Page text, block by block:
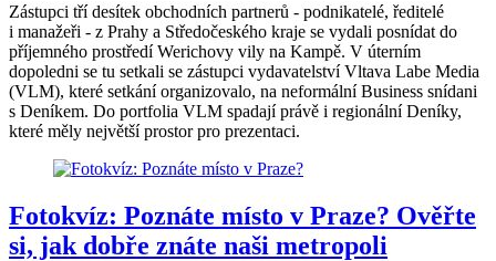
Zástupci tří desítek obchodních partnerů - podnikatelé, ředitelé
i manažeři - z Prahy a Středočeského kraje se vydali posnídat do
příjemného prostředí Werichovy vily na Kampě. V úterním
dopoledni se tu setkali se zástupci vydavatelství Vltava Labe Media
(VLM), které setkání organizovalo, na neformální Business snídani
s Deníkem. Do portfolia VLM spadají právě i regionální Deníky,
které měly největší prostor pro prezentaci.
Fotokvíz: Poznáte místo v Praze? Ověřte
si, jak dobře znáte naši metropoli